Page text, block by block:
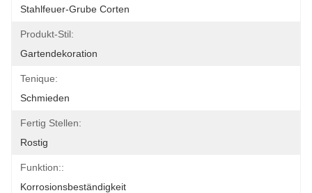
Stahlfeuer-Grube Corten
Produkt-Stil:
Gartendekoration
Tenique:
Schmieden
Fertig Stellen:
Rostig
Funktion::
Korrosionsbeständigkeit